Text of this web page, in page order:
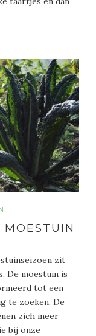
zit
De moestuin is
tot een
te zoeken. De
zich meer
bij onze